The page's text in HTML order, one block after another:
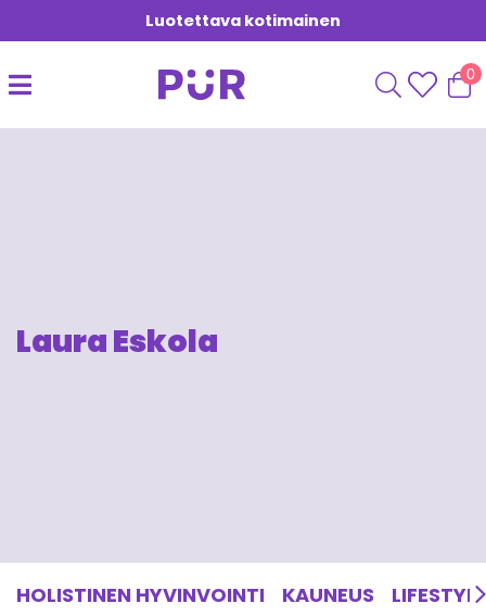
Luotettava kotimainen
0
Laura Eskola
HOLISTINEN HYVINVOINTI KAUNEUS LIFESTYLE